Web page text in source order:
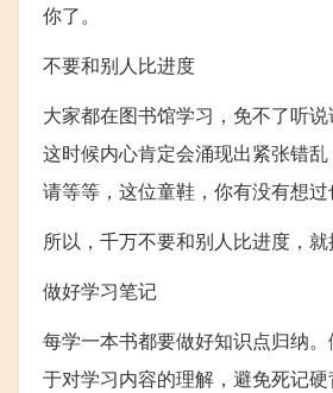
你了。
不要和别人比进度
大家都在图书馆学习，免不了听
这时候内心肯定会涌现出紧张错
请等等，这位童鞋，你有没有想
所以，千万不要和别人比进度，
做好学习笔记
每学一本书都要做好知识点归纳
于对学习内容的理解，避免死记